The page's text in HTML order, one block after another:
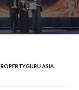
ASIA